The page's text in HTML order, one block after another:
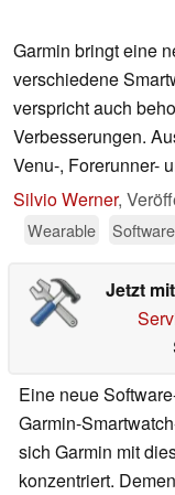
Garmin bringt eine
verschiedene
verspricht auch
Verbesserungen.
Venu-, Forerunner-
Silvio Werner,
Wearable
Software
Jetzt
Eine neue
Garmin-
sich Garmin mit
konzentriert.